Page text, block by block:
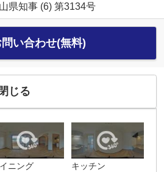
県知事 (6) 第3134号
問い合わせ(無料)
じる
ニング キッチン